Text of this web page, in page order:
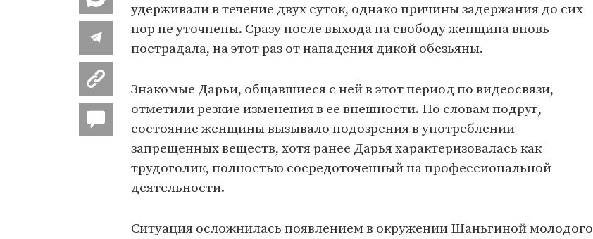
удерживали в течение двух суток, однако причины задержания до сих
пор не уточнены. Сразу после выхода на свободу женщина вновь
пострадала, на этот раз от нападения дикой обезьяны.
Знакомые Дарьи, общавшиеся с ней в этот период по видеосвязи,
отметили резкие изменения в ее внешности. По словам подруг,
состояние женщины вызывало подозренияв употреблении
запрещенных веществ, хотя ранее Дарья характеризовалась как
трудоголик, полностью сосредоточенный на профессиональной
деятельности.
Ситуация осложнилась появлением в окружении Шаньгиной молодого